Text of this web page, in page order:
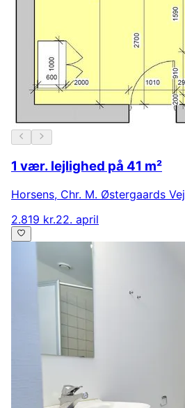
1 vær. lejlighed på 41 m²
Horsens, Chr. M. Østergaards Vej
2.819 kr.22. april